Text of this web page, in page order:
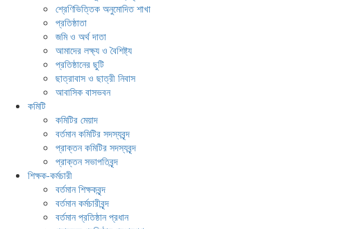
শ্রেণিভিত্তিক অনুমোদিত শাখা
প্রতিষ্ঠাতা
জমি ও অর্থ দাতা
আমাদের লক্ষ্য ও বৈশিষ্ট্য
প্রতিষ্ঠানের ছুটি
ছাত্রাবাস ও ছাত্রী নিবাস
আবাসিক বাসভবন
কমিটি
কমিটির মেয়াদ
বর্তমান কমিটির সদস্যবৃন্দ
প্রাক্তন কমিটির সদস্যবৃন্দ
প্রাক্তন সভাপতিবৃন্দ
শিক্ষক-কর্মচারী
বর্তমান শিক্ষকবৃন্দ
বর্তমান কর্মচারীবৃন্দ
বর্তমান প্রতিষ্ঠান প্রধান